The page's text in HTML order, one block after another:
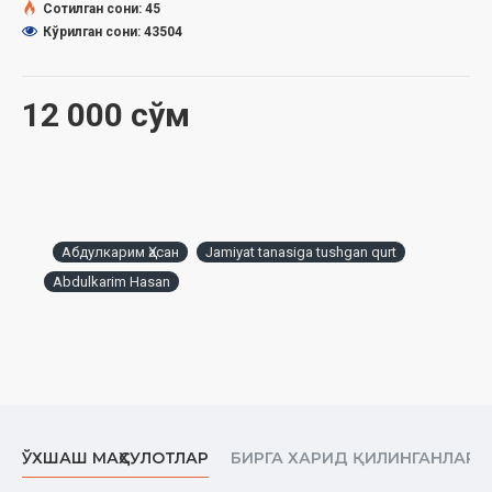
порахўрликнинг ўзидан ҳам кўра қўрқинчлироқ, жирканчроқ
иллатдир. Бефарқ одам «менга нима» дея бутун бошли
ёмонларнинг гуллаб-яшнашига ҳисса қўшади.
ва адолат мезонларига амал қилиш кифоя. Ишимизнинг
тезроқ ва ортиқча ташвишларсиз битишига эмас, балки ўз
вақти келганида қонуний асосларда ҳал бўлишига
инсонларга эҳтиромим белгисидир. Унда ўзим ҳаётда гувоҳи
бўлган ва бошимдан ўтган воқеалар асосида тавсиялар
12 000 сўм
Сотилган сони: 45
Кўрилган сони: 43504
Абдулкарим Ҳасан
Jamiyat tanasiga tushgan qurt
Abdulkarim Hasan
ЎХШАШ МАҲСУЛОТЛАР БИРГА ХАРИД ҚИЛИНГАНЛАР